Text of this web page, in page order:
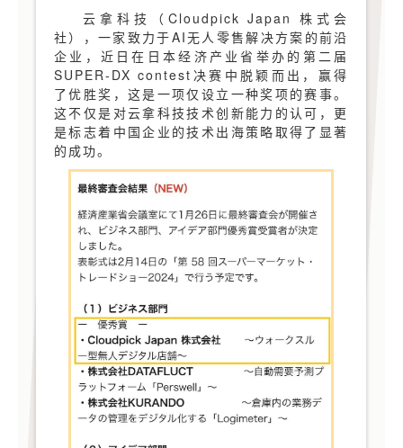
云拿科技（Cloudpick Japan 株式会
社），一家致力于AI无人零售解决方案的前沿
企业，近日在日本经济产业省举办的第二届
SUPER-DX contest决赛中脱颖而出，赢得
了优胜奖，这是一项仅设立一种奖项的赛事。
这不仅是对云拿科技技术创新能力的认可，更
是标志着中国企业的技术出海策略取得了显著
的成功。